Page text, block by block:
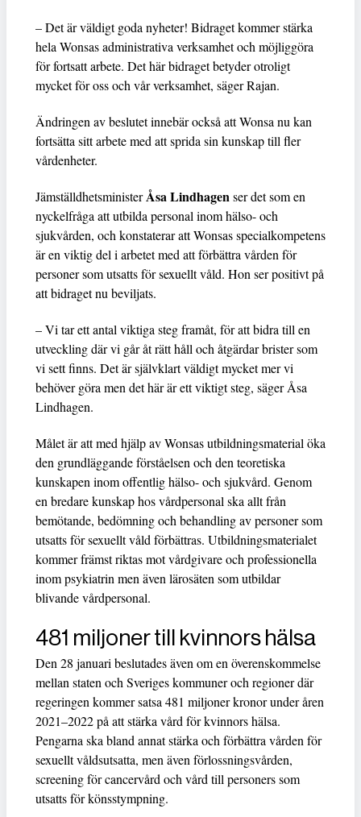
– Det är väldigt goda nyheter! Bidraget kommer stärka
hela Wonsas administrativa verksamhet och möjliggöra
för fortsatt arbete. Det här bidraget betyder otroligt
mycket för oss och vår verksamhet, säger Rajan.
Ändringen av beslutet innebär också att Wonsa nu kan
fortsätta sitt arbete med att sprida sin kunskap till fler
vårdenheter.
JämställdhetsministerÅsa Lindhagenser det som en
nyckelfråga att utbilda personal inom hälso- och
sjukvården, och konstaterar att Wonsas specialkompetens
är en viktig del i arbetet med att förbättra vården för
personer som utsatts för sexuellt våld. Hon ser positivt på
att bidraget nu beviljats.
– Vi tar ett antal viktiga steg framåt, för att bidra till en
utveckling där vi går åt rätt håll och åtgärdar brister som
vi sett finns. Det är självklart väldigt mycket mer vi
behöver göra men det här är ett viktigt steg, säger Åsa
Lindhagen.
Målet är att med hjälp av Wonsas utbildningsmaterial öka
den grundläggande förståelsen och den teoretiska
kunskapen inom offentlig hälso- och sjukvård. Genom
en bredare kunskap hos vårdpersonal ska allt från
bemötande, bedömning och behandling av personer som
utsatts för sexuellt våld förbättras. Utbildningsmaterialet
kommer främst riktas mot vårdgivare och professionella
inom psykiatrin men även lärosäten som utbildar
blivande vårdpersonal.
481 miljoner till kvinnors hälsa
Den 28 januari beslutades även om en överenskommelse
mellan staten och Sveriges kommuner och regioner där
regeringen kommer satsa 481 miljoner kronor under åren
2021–2022 på att stärka vård för kvinnors hälsa.
Pengarna ska bland annat stärka och förbättra vården för
sexuellt våldsutsatta, men även förlossningsvården,
screening för cancervård och vård till personers som
utsatts för könsstympning.